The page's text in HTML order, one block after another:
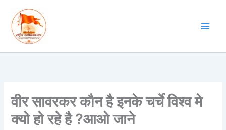
content
वीर सावरकर कौन है इनके चर्चे विश्व मे
क्यो हो रहे है ?आओ जाने